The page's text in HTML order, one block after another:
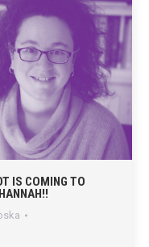
IS COMING TO